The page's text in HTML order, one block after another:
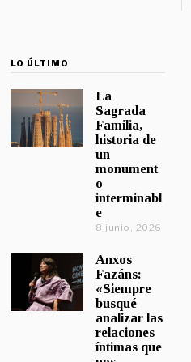
LO ÚLTIMO
La
Sagrada
Familia,
historia de
un
monument
o
interminabl
e
8 junio, 2026
Anxos
Fazáns:
«Siempre
busqué
analizar las
relaciones
íntimas que